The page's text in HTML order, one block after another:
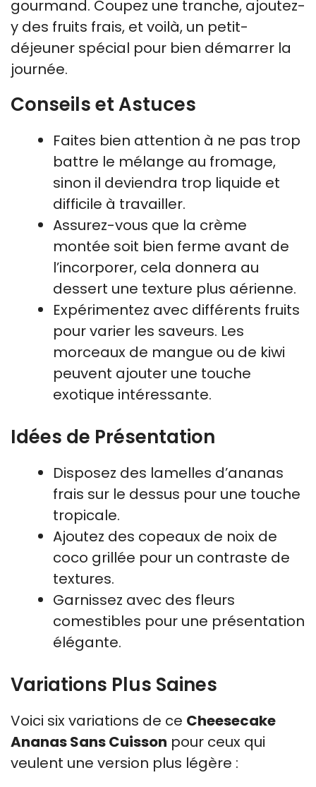
gourmand. Coupez une tranche, ajoutez-
y des fruits frais, et voilà, un petit-
déjeuner spécial pour bien démarrer la
journée.
Conseils et Astuces
Faites bien attention à ne pas trop
battre le mélange au fromage,
sinon il deviendra trop liquide et
difficile à travailler.
Assurez-vous que la crème
montée soit bien ferme avant de
l’incorporer, cela donnera au
dessert une texture plus aérienne.
Expérimentez avec différents fruits
pour varier les saveurs. Les
morceaux de mangue ou de kiwi
peuvent ajouter une touche
exotique intéressante.
Idées de Présentation
Disposez des lamelles d’ananas
frais sur le dessus pour une touche
tropicale.
Ajoutez des copeaux de noix de
coco grillée pour un contraste de
textures.
Garnissez avec des fleurs
comestibles pour une présentation
élégante.
Variations Plus Saines
Voici six variations de ce Cheesecake
Ananas Sans Cuisson pour ceux qui
veulent une version plus légère :